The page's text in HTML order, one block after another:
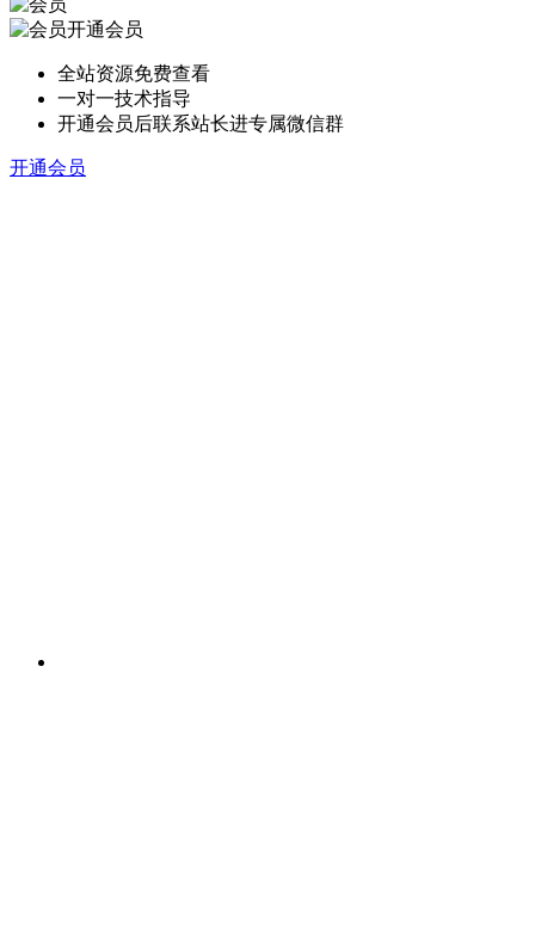
开通会员
全站资源免费查看
一对一技术指导
开通会员后联系站长进专属微信群
开通会员